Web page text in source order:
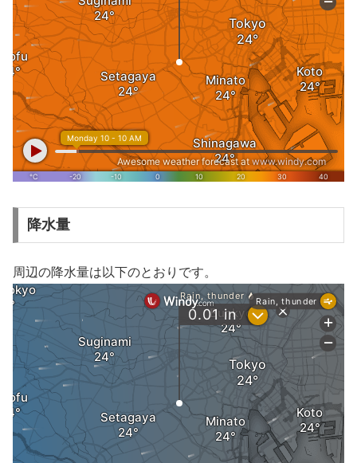
降水量
周辺の降水量は以下のとおりです。